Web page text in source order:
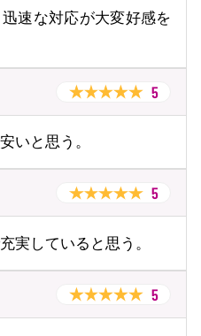
速な対応が大変好感を
5
いと思う。
5
実していると思う。
5